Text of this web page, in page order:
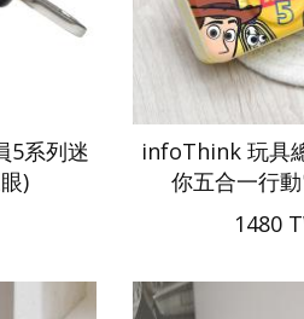
5系列迷
)
infoThink 玩具
你五合一行
1480